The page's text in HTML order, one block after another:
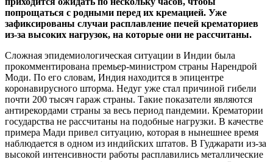
попрощаться с родными перед их кремацией. Уже
зафиксированы случаи расплавление печей крематориев
из-за высоких нагрузок, на которые они не рассчитаны.
Сложная эпидемиологическая ситуации в Индии была
прокомментирована премьер-министром страны Нарендрой
Моди. По его словам, Индия находится в эпицентре
коронавирусного шторма. Недуг уже стал причиной гибели
почти 200 тысяч гараж страны. Такие показатели являются
антирекордами страны за весь период пандемии. Крематории
государства не рассчитаны на подобные нагрузки. В качестве
примера Мади привел ситуацию, которая в нынешнее время
наблюдается в одном из индийских штатов. В Гуджарати из-за
высокой интенсивности работы расплавились металлические